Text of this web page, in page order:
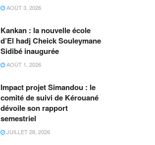
AOÛT 3, 2026
Kankan : la nouvelle école
d’El hadj Cheick Souleymane
Sidibé inaugurée
AOÛT 1, 2026
Impact projet Simandou : le
comité de suivi de Kérouané
dévoile son rapport
semestriel
JUILLET 28, 2026